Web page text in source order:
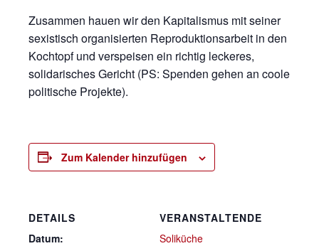
Zusammen hauen wir den Kapitalismus mit seiner
sexistisch organisierten Reproduktionsarbeit in den
Kochtopf und verspeisen ein richtig leckeres,
solidarisches Gericht (PS: Spenden gehen an coole
politische Projekte).
Zum Kalender hinzufügen
DETAILS
Datum:
VERANSTALTENDE
Soliküche